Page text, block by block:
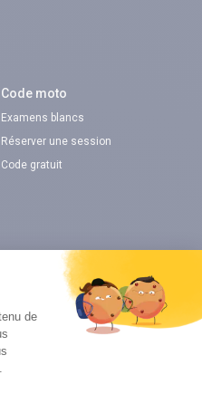
Code moto
Examens blancs
Réserver une session
Code gratuit
Notre chaîne Youtube
Chaîne Youtube Code de la route